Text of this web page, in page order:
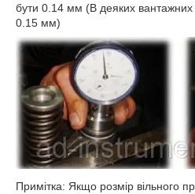
бути 0.14 мм (В деяких
0.15 мм)
Примітка: Якщо розмір вільного